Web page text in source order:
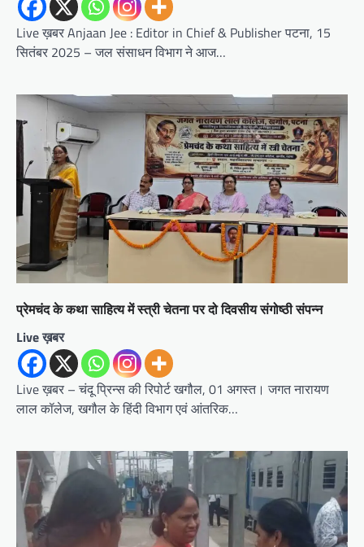
Live ख़बर Anjaan Jee : Editor in Chief & Publisher पटना, 15
सितंबर 2025 – जल संसाधन विभाग ने आज…
प्रेमचंद के कथा साहित्य में स्त्री चेतना पर दो दिवसीय संगोष्ठी संपन्न
Live ख़बर
Live ख़बर – चंदू प्रिन्स की रिपोर्ट खगौल, 01 अगस्त। जगत नारायण
लाल कॉलेज, खगौल के हिंदी विभाग एवं आंतरिक…